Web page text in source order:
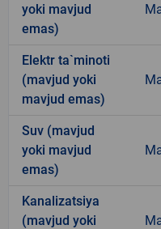
yoki mavjud
emas)
Elektr ta`minoti
(mavjud yoki
mavjud emas)
Suv (mavjud
yoki mavjud
emas)
Kanalizatsiya
(mavjud yoki